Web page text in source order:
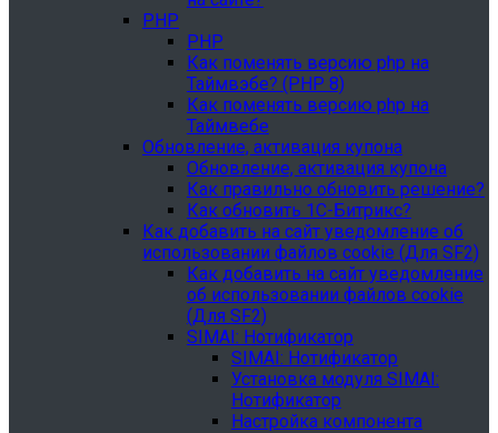
PHP
PHP
Как поменять версию php на
Таймвэбе? (PHP 8)
Как поменять версию php на
Таймвебе
Обновление, активация купона
Обновление, активация купона
Как правильно обновить решение?
Как обновить 1С-Битрикс?
Как добавить на сайт уведомление об
использовании файлов cookie (Для SF2)
Как добавить на сайт уведомление
об использовании файлов cookie
(Для SF2)
SIMAI: Нотификатор
SIMAI: Нотификатор
Установка модуля SIMAI:
Нотификатор
Настройка компонента